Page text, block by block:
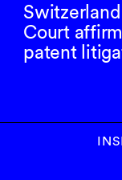
Court
patent